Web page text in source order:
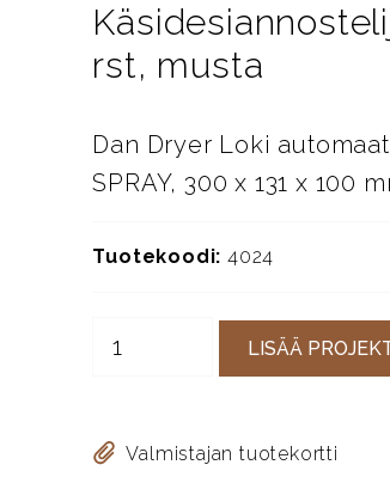
rst, musta
Dan Dryer Loki
SPRAY, 300 x 131 x 100
Tuotekoodi: 4024
LISÄÄ
Valmistajan tuotekortti